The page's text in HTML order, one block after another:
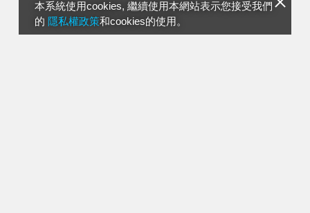
本系統使用cookies, 繼續使用本網站表示您接受我們
的 隱私權政策和cookies的使用。